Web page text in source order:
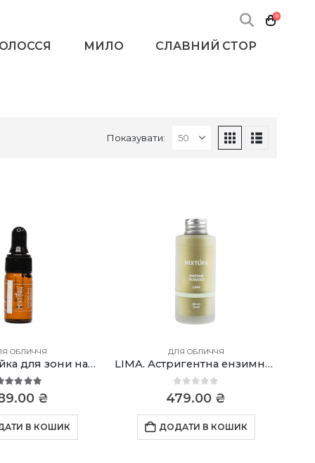
0
МИЛО СЛАВНИЙ СТОР
Показувати:
ОБЛИЧЧЯ
ACTIVE Олійка для зони навколо очей
5.00 out of 5
₴
В КОШИК
ДЛЯ ОБЛИЧЧЯ
LIMA. Астригентна ензимна пудра
0out of 5
479.00 ₴
ДОДАТИ В КОШИК